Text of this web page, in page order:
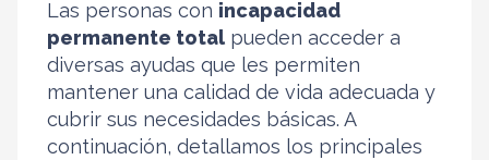
Las personas con incapacidad
permanente total pueden acceder a
diversas ayudas que les permiten
mantener una calidad de vida adecuada y
cubrir sus necesidades básicas. A
continuación, detallamos los principales